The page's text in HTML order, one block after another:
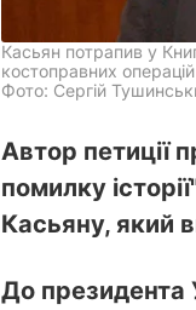
Касьян потрапив у
костоправних операцій
Фото: Сергій
Автор петиції
помилку
Касьяну, який
До президента